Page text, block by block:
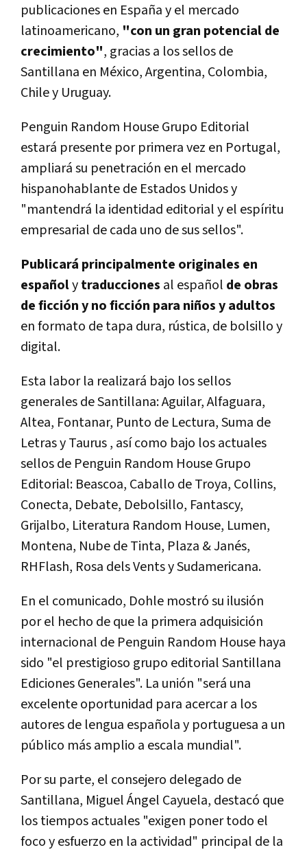
publicaciones en España y el mercado
latinoamericano, "con un gran potencial de
crecimiento", gracias a los sellos de
Santillana en México, Argentina, Colombia,
Chile y Uruguay.
Penguin Random House Grupo Editorial
estará presente por primera vez en Portugal,
ampliará su penetración en el mercado
hispanohablante de Estados Unidos y
"mantendrá la identidad editorial y el espíritu
empresarial de cada uno de sus sellos".
Publicará principalmente originales en
españolytraducciones al español de obras
de ficción y no ficción para niños y adultos
en formato de tapa dura, rústica, de bolsillo y
digital.
Esta labor la realizará bajo los sellos
generales de Santillana: Aguilar, Alfaguara,
Altea, Fontanar, Punto de Lectura, Suma de
Letras y Taurus , así como bajo los actuales
sellos de Penguin Random House Grupo
Editorial: Beascoa, Caballo de Troya, Collins,
Conecta, Debate, Debolsillo, Fantascy,
Grijalbo, Literatura Random House, Lumen,
Montena, Nube de Tinta, Plaza & Janés,
RHFlash, Rosa dels Vents y Sudamericana.
En el comunicado, Dohle mostró su ilusión
por el hecho de que la primera adquisición
internacional de Penguin Random House haya
sido "el prestigioso grupo editorial Santillana
Ediciones Generales". La unión "será una
excelente oportunidad para acercar a los
autores de lengua española y portuguesa a un
público más amplio a escala mundial".
Por su parte, el consejero delegado de
Santillana, Miguel Ángel Cayuela, destacó que
los tiempos actuales "exigen poner todo el
foco y esfuerzo en la actividad" principal de la